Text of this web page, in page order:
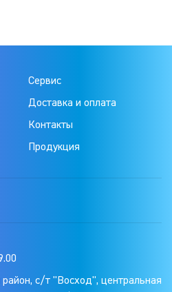
Сервис
Доставка и оплата
Контакты
Продукция
район, с/т "Восход", центральная